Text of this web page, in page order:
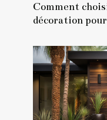
Comment
décoration